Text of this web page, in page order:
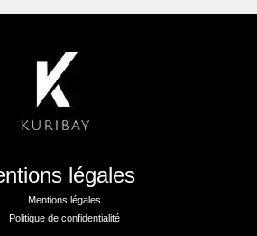
légales
Mentions légales
Politique de confidentialité